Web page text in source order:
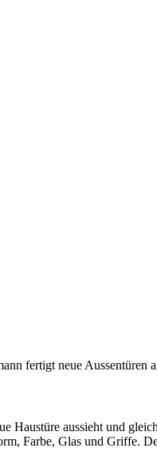
fertigt neue Aussentüren
Haustüre aussieht und
Farbe, Glas und Griffe.